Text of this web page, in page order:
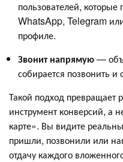
пользователей, которые
WhatsApp, Telegram
профиле.
Звонит напрямую—
собирается позвонить и
Такой подход
инструмент конверсий, а
карте». Вы видите
пришли, позвонили или
отдачу каждого